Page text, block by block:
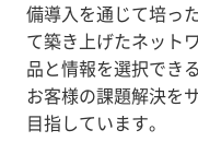
備導入を通じて培っ
て築き上げたネット
品と情報を選択でき
お客様の課題解決を
目指しています。